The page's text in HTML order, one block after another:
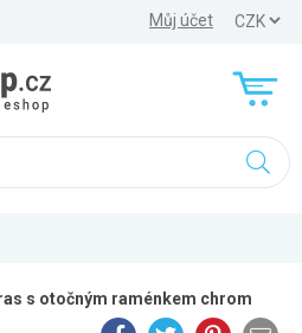
Můj účet
s otočným raménkem chrom